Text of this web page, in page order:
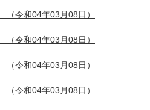
（令和04年03月08日）
（令和04年03月08日）
（令和04年03月08日）
（令和04年03月08日）